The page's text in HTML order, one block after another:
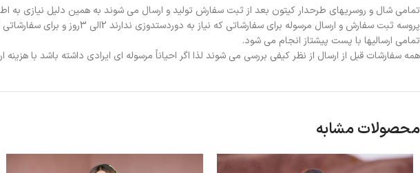
تمامی شال و روسریهای طرحدار کیتون بعد از ثبت سفارش تولید و ارسال می شوند به همین دلیل نیازی
پروسه ثبت سفارش و ارسال مرسوله برای سفارشاتی که نیاز به دوردستدوزی ندارند 2الی 3روز و برای سفارشاتی که نیاز به دوردستدوزی دارند حدوداً یک هفته زمانبر خواهد بود.
تمامی ارسالیها با پست پیشتاز انجام می شود.
همه سفارشات قبل از ارسال از نظر کیفی بررسی می شوند لذا اگر احیاناً مرسوله ای ایرادی داشته باشد با
محصولات مشابه